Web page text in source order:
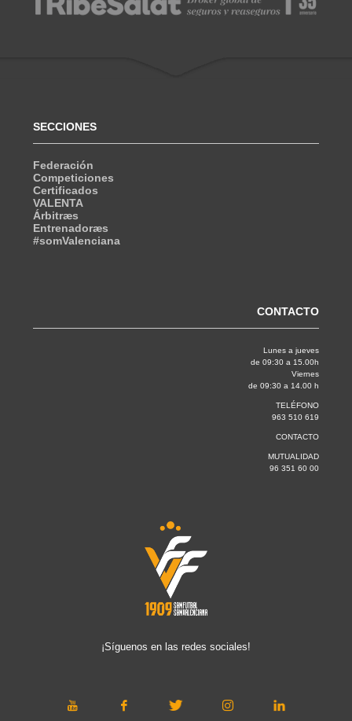
SECCIONES
Federación
Competiciones
Certificados
VALENTA
Árbitræs
Entrenadoræs
#somValenciana
CONTACTO
Lunes a jueves
de 09:30 a 15.00h
Viernes
de 09:30 a 14.00 h
TELÉFONO
963 510 619
CONTACTO
MUTUALIDAD
96 351 60 00
¡Síguenos en las redes sociales!